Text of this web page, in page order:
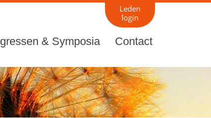
Leden
login
& Symposia Contact